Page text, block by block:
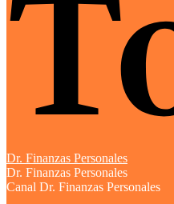
Dr. Finanzas Personales
Dr. Finanzas Personales
Canal Dr. Finanzas Personales